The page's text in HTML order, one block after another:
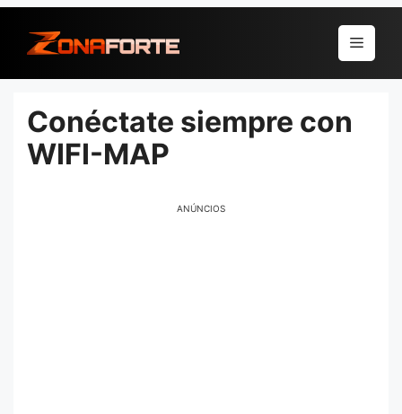
para
conteúdo
Menu
Conéctate siempre con
WIFI-MAP
ANÚNCIOS